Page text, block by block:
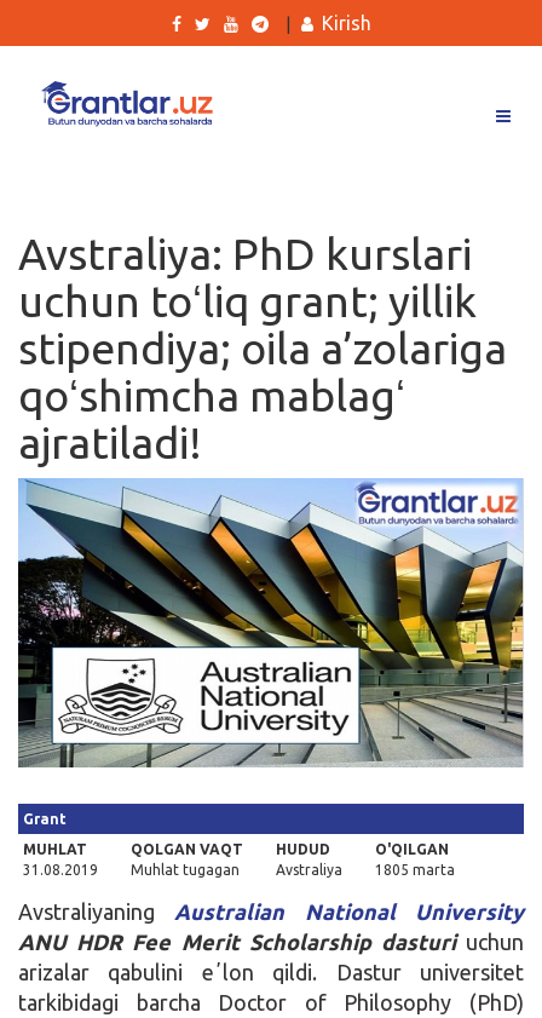
Ishlar
Kurslar
Blog
Yana
Qidirish
Kirish
Kirish
Avstraliya: PhD kurslari
uchun toʻliq grant; yillik
stipendiya; oila a’zolariga
qoʻshimcha mablagʻ
ajratiladi!
Grant
MUHLAT
31.08.2019
QOLGAN VAQT
Muhlat tugagan
HUDUD
Avstraliya
O'QILGAN
1805 marta
Avstraliyaning Australian National University
ANU HDR Fee Merit Scholarship dasturi uchun
arizalar qabulini eʼlon qildi. Dastur universitet
tarkibidagi barcha Doctor of Philosophy (PhD)